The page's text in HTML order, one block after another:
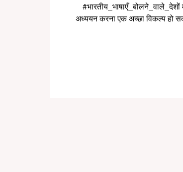
#भारतीय_भाषाएँ_बोलने_वाले_देशों
अध्ययन करना एक अच्छा विकल्प हो